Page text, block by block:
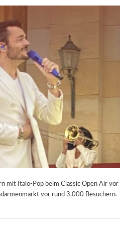
mit Italo-Pop beim Classic Open Air vor
vor rund 3.000 Besuchern.